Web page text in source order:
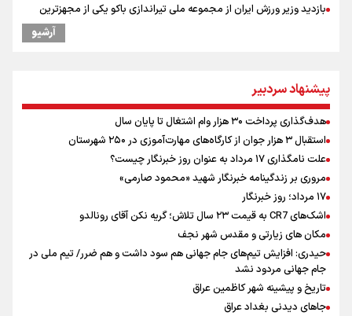
بازدید وزیر ورزش ایران از مجموعه ملی تیراندازی باکو یکی از مجهزترین
یمن، ایستاده در برابر تحریم و تجاوز
خبر سخنگوی کمیسیون امنیت از توافق در چارچوب کلی مذاکرات ایران و
عمان بر سر تنگه هرمز
پیش بینی نرخ ارز، طلا و سکه شنبه ۱۷مرداد/ طلا و دلار در آستانه یک تغییر
مهم
همتی: اظهارات جدید آمریکا با ادعاهای قبلی سازگار نیست
آرشیو
پیشنهاد سردبیر
هدف‌گذاری پرداخت ۳۰ هزار وام اشتغال تا پایان سال
استقبال ۳ هزار جوان از کارگاه‌های مهارت‌آموزی در ۲۵۰ شهرستان
علت نامگذاری ۱۷ مرداد به عنوان روز خبرنگار چیست؟
مروری بر زندگینامه خبرنگار شهید «محمود صارمی»
۱۷ مرداد؛ روز خبرنگار
اشک‌های CR7 به قیمت ۲۳ سال تلاش؛ گریه نکن آقای رونالدو
مکان های زیارتی و مقدس شهر نجف
حیدری: افزایش تیم‌های جام جهانی هم سود داشت و هم ضرر/ تیم ملی در
جام جهانی مردود نشد
تاریخ و پیشینه شهر کاظمین عراق
جاهای دیدنی بغداد عراق